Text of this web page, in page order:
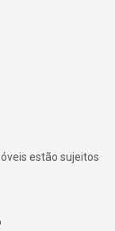
estão sujeitos